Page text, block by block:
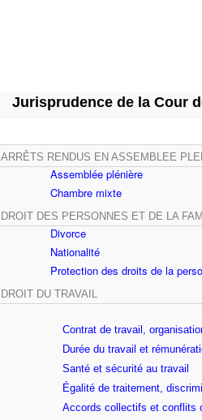
Jurisprudence de la Cour
ARRÊTS RENDUS EN ASSEMBLEE
Assemblée plénière
Chambre mixte
DROIT DES PERSONNES ET DE LA
Divorce
Nationalité
Protection des droits de la
DROIT DU TRAVAIL
Contrat de travail,
Durée du travail et
Santé et sécurité au travail
Égalité de traitement,
Accords collectifs et conflits